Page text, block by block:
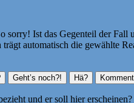
Ist das Gegenteil der
automatisch die gewählte
und er soll hier